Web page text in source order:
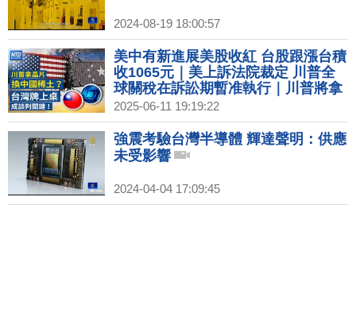
2024-08-19 18:00:57
美中有新進展美股收紅 台股跟漲台積
收1065元｜美上訴法院裁定 川普全
球關稅在訴訟期暫准執行｜川普將拿
晶片換稀土？美中貿易談判還有續
集！｜好市多Uber Eats合作外送 業
者：下半年引進台灣
2025-06-11 19:19:22
強震考驗台灣半導體 輝達聲明：供應
未受影響
2024-04-04 17:09:45